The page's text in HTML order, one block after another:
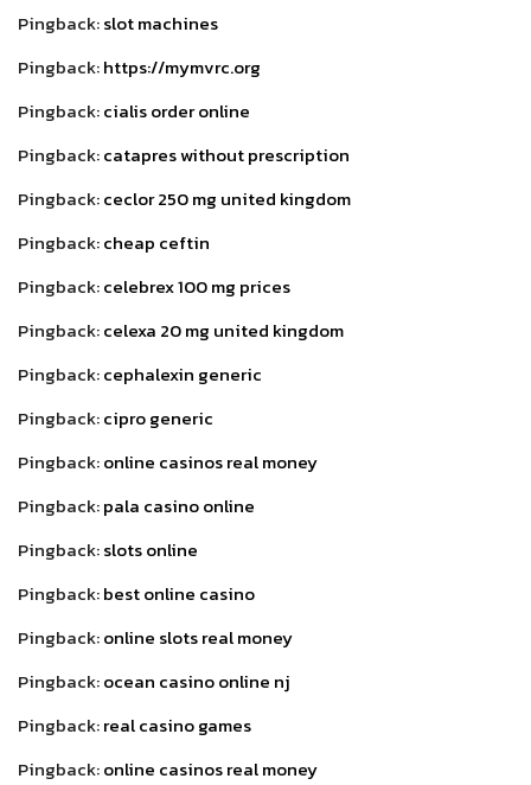
Pingback:slot machines
Pingback:https://mymvrc.org
Pingback:cialis order online
Pingback:catapres without prescription
Pingback:ceclor 250 mg united kingdom
Pingback:cheap ceftin
Pingback:celebrex 100 mg prices
Pingback:celexa 20 mg united kingdom
Pingback:cephalexin generic
Pingback:cipro generic
Pingback:online casinos real money
Pingback:pala casino online
Pingback:slots online
Pingback:best online casino
Pingback:online slots real money
Pingback:ocean casino online nj
Pingback:real casino games
Pingback:online casinos real money